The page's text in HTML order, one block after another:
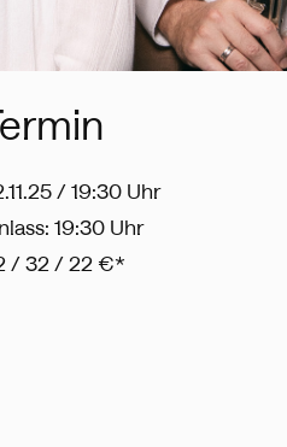
/ 19:30 Uhr
19:30 Uhr
/ 32 / 22 €*